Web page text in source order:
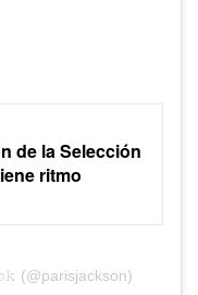
de la Selección
ritmo
(@parisjackson)